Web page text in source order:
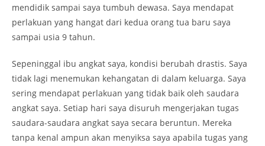
mendidik sampai saya tumbuh dewasa. Saya mendapat
perlakuan yang hangat dari kedua orang tua baru saya
sampai usia 9 tahun.
Sepeninggal ibu angkat saya, kondisi berubah drastis. Saya
tidak lagi menemukan kehangatan di dalam keluarga. Saya
sering mendapat perlakuan yang tidak baik oleh saudara
angkat saya. Setiap hari saya disuruh mengerjakan tugas
saudara-saudara angkat saya secara beruntun. Mereka
tanpa kenal ampun akan menyiksa saya apabila tugas yang